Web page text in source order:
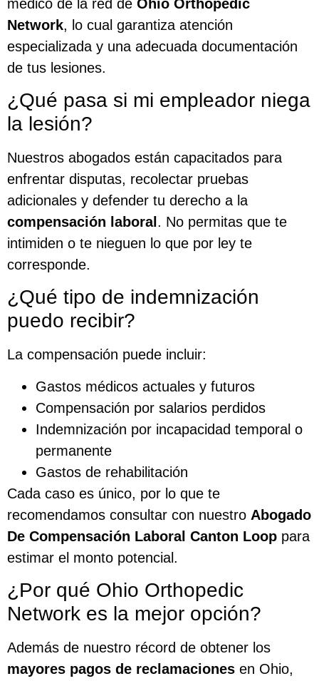
médico de la red de Ohio Orthopedic
Network, lo cual garantiza atención
especializada y una adecuada documentación
de tus lesiones.
¿Qué pasa si mi empleador niega
la lesión?
Nuestros abogados están capacitados para
enfrentar disputas, recolectar pruebas
adicionales y defender tu derecho a la
compensación laboral . No permitas que te
intimiden o te nieguen lo que por ley te
corresponde.
¿Qué tipo de indemnización
puedo recibir?
La compensación puede incluir:
Gastos médicos actuales y futuros
Compensación por salarios perdidos
Indemnización por incapacidad temporal o
permanente
Gastos de rehabilitación
Cada caso es único, por lo que te
recomendamos consultar con nuestro Abogado
De Compensación Laboral Canton Loop para
estimar el monto potencial.
¿Por qué Ohio Orthopedic
Network es la mejor opción?
Además de nuestro récord de obtener los
mayores pagos de reclamaciones en Ohio,